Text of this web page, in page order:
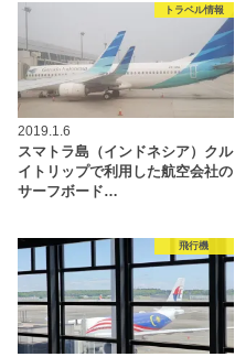
トラベル情報
2019.1.6
スマトラ島（インドネシア）クル
イトリップで利用した航空会社の
サーフボード…
飛行機